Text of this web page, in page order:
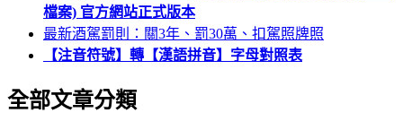
檔案) 官方網站正式版本
最新酒駕罰則：關3年、罰30萬、扣駕照牌照
【注音符號】轉【漢語拼音】字母對照表
全部文章分類